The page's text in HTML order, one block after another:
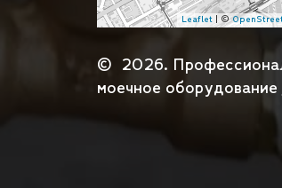
Leaflet | ©
© 2026.
моечное оборудование